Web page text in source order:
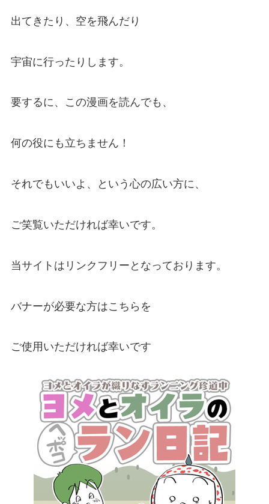
出てきたり、空を飛んだり
宇宙に行ったりします。
要するに、この漫画を読んでも、
何の役にも立ちません！
それでもいいよ、という心の広い方に、
ご笑覧いただければ幸いです。
当サイトはリンクフリーとなっております。
バナーが必要な方はこちらを
ご使用いただければ幸いです